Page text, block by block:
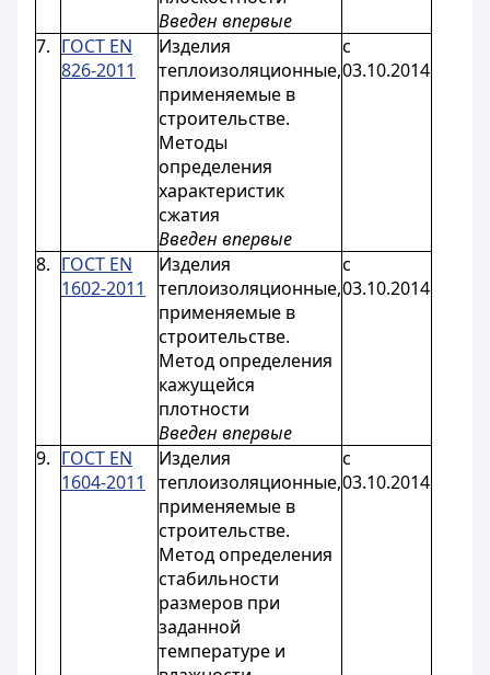
Введен впервые
7. ГОСТ EN
826-2011
Изделия
теплоизоляционные,
применяемые в
строительстве.
Методы
определения
характеристик
сжатия
Введен впервые
с
03.10.2014
8. ГОСТ EN
1602-2011
Изделия
теплоизоляционные,
применяемые в
строительстве.
Метод определения
кажущейся
плотности
Введен впервые
с
03.10.2014
9. ГОСТ EN
1604-2011
Изделия
теплоизоляционные,
применяемые в
строительстве.
Метод определения
стабильности
размеров при
заданной
температуре и
с
03.10.2014